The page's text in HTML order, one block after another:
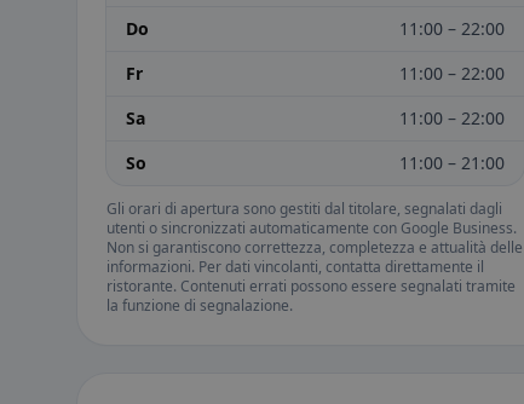
Do
11:00 – 22:00
Fr
11:00 – 22:00
Sa
11:00 – 22:00
So
11:00 – 21:00
Gli orari di apertura sono gestiti dal titolare, segnalati dagli
utenti o sincronizzati automaticamente con Google Business.
Non si garantiscono correttezza, completezza e attualità delle
informazioni. Per dati vincolanti, contatta direttamente il
ristorante. Contenuti errati possono essere segnalati tramite
la funzione di segnalazione.